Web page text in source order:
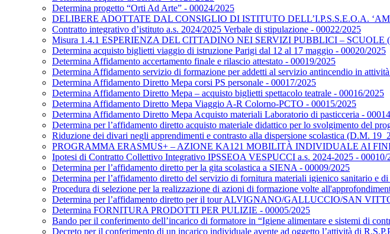
Determina progetto “Orti Ad Arte” - 00024/2025
DELIBERE ADOTTATE DAL CONSIGLIO DI ISTITUTO DELL’I.P.S.S.E.O.A.
Contratto integrativo d’istituto a.s. 2024/2025 Verbale di stipulazione - 00022/2025
Misura 1.4.1 ESPERIENZA DEL CITTADINO NEI SERVIZI PUBBLICI – SCUOLE
Determina acquisto biglietti viaggio di istruzione Parigi dal 12 al 17 maggio - 00020/2025
Determina Affidamento accertamento finale e rilascio attestato - 00019/2025
Determina Affidamento servizio di formazione per addetti al servizio antincendio in
Determina Affidamento Diretto Mepa corsi PS personale - 00017/2025
Determina Affidamento Diretto Mepa – acquisto biglietti spettacolo teatrale - 00016/2025
Determina Affidamento Diretto Mepa Viaggio A-R Colorno-PCTO - 00015/2025
Determina Affidamento Diretto Mepa Acquisto materiali Laboratorio di pasticceria -
Determina per l’affidamento diretto acquisto materiale didattico per lo svolgimento del
Riduzione dei divari negli apprendimenti e contrasto alla dispersione scolastica (D.M.
PROGRAMMA ERASMUS+ – AZIONE KA121 MOBILITÀ INDIVIDUALE AI FINI
Ipotesi di Contratto Collettivo Integrativo IPSSEOA VESPUCCI a.s. 2024-2025 - 00010/
Determina per l’affidamento diretto per la gita scolastica a SIENA - 00009/2025
Determina per l’affidamento diretto del servizio di fornitura materiali igienico sanitario e
Procedura di selezione per la realizzazione di azioni di formazione volte
Determina per l’affidamento diretto per il tour ALVIGNANO/GALLUCCIO/SAN
Determina FORNITURA PRODOTTI PER PULIZIE - 00005/2025
Bando per il conferimento dell’incarico di formatore in “Igiene alimentare e sistemi di
Decreto per il conferimento di un incarico individuale avente ad oggetto l’attività di